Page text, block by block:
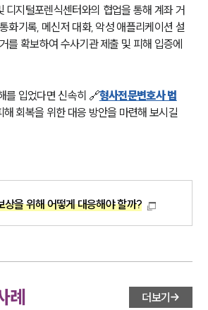
디지털포렌식센터와의 협업을 통해 계좌 거
화기록, 메신저 대화, 악성 애플리케이션 설
를 확보하여 수사기관 제출 및 피해 입증에
를 입었다면 신속히 🔗형사전문변호사 법
해 회복을 위한 대응 방안을 마련해 보시길
상을 위해 어떻게 대응해야 할까?
례 더보기